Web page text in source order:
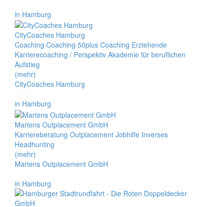
in Hamburg
CityCoaches Hamburg
Coaching Coaching 50plus Coaching Erziehende
Karrierecoaching / Perspektiv Akademie für beruflichen
Aufstieg
(mehr)
CityCoaches Hamburg
in Hamburg
Martens Outplacement GmbH
Karriereberatung Outplacement Jobhilfe Inverses
Headhunting
(mehr)
Martens Outplacement GmbH
in Hamburg